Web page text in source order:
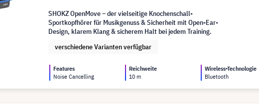
SHOKZ OpenMove – der vielseitige Knochenschall-
Sportkopfhörer für Musikgenuss & Sicherheit mit Open-Ear-
Design, klarem Klang & sicherem Halt bei jedem Training.
verschiedene Varianten verfügbar
Features
Noise Cancelling
Reichweite
10 m
Wireless-Technologie
Bluetooth